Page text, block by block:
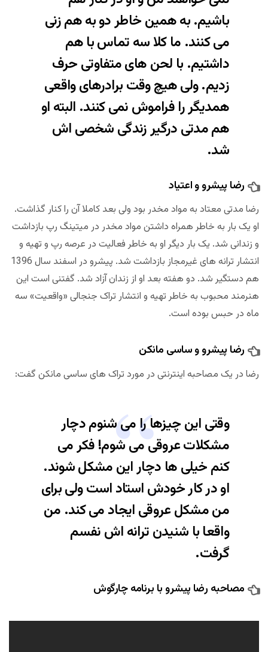
باشیم. به همین خاطر دو به هم زنی
می کنند. ما کلا سه تماس با هم
داشتیم. با لحن های متفاوتی حرف
زدیم. ولی هیچ وقت برادرهای واقعی
همدیگر را فراموش نمی کنند. البته او
هم مدتی درگیر زندگی شخصی اش
شد.
رضا پیشرو و اعتیاد
رضا مدتی معتاد به مواد مخدر بود ولی بعد کاملا آن را کنار گذاشت.
او یک بار به خاطر همراه داشتن مواد مخدر در میتینگ رپ بازداشت
و زندانی شد. یک بار دیگر او به خاطر فعالیت در عرصه رپ و تهیه و
انتشار ترانه های غیرمجاز بازداشت شد. پیشرو در اسفند سال 1396
هم دستگیر شد. دو هفته بعد او از زندان آزاد شد. گفتنی است این
هنرمند محبوب به خاطر تهیه و انتشار تراک جنجالی «واقعیت» سه
ماه در حبس بوده است.
رضا پیشرو و ساسی مانکن
رضا در یک مصاحبه اینترنتی در مورد تراک های ساسی مانکن گفت:
وقتی این چیزها را می شنوم دچار
مشکلات عروقی می شوم! فکر می
کنم خیلی ها دچار این مشکل شوند.
او در کار خودش استاد است ولی برای
من مشکل عروقی ایجاد می کند. من
واقعا با شنیدن ترانه اش نفسم
گرفت.
مصاحبه رضا پیشرو با برنامه چارگوش